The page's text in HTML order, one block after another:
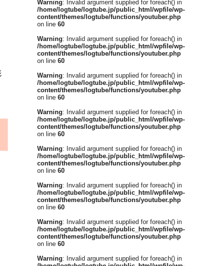
Warning: Invalid argument supplied for foreach() in
/home/logtube/logtube.jp/public_html/wpfile/wp-
content/themes/logtube/functions/youtuber.php
on line 60
Warning: Invalid argument supplied for foreach() in
/home/logtube/logtube.jp/public_html/wpfile/wp-
content/themes/logtube/functions/youtuber.php
on line 60
Warning: Invalid argument supplied for foreach() in
/home/logtube/logtube.jp/public_html/wpfile/wp-
content/themes/logtube/functions/youtuber.php
on line 60
Warning: Invalid argument supplied for foreach() in
/home/logtube/logtube.jp/public_html/wpfile/wp-
content/themes/logtube/functions/youtuber.php
on line 60
Warning: Invalid argument supplied for foreach() in
/home/logtube/logtube.jp/public_html/wpfile/wp-
content/themes/logtube/functions/youtuber.php
on line 60
Warning: Invalid argument supplied for foreach() in
/home/logtube/logtube.jp/public_html/wpfile/wp-
content/themes/logtube/functions/youtuber.php
on line 60
Warning: Invalid argument supplied for foreach() in
/home/logtube/logtube.jp/public_html/wpfile/wp-
content/themes/logtube/functions/youtuber.php
on line 60
Warning: Invalid argument supplied for foreach() in